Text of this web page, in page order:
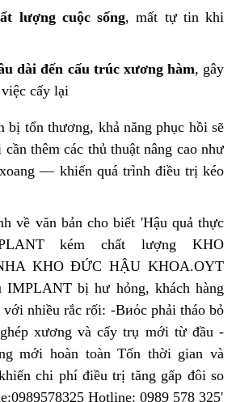
lượng cuộc sống, mất tự tin khi
dài đến cấu trúc xương hàm, gây
cấy lại
bị tổn thương, khả năng phục hồi sẽ
thêm các thủ thuật nâng cao như
— khiến quá trình điều trị kéo